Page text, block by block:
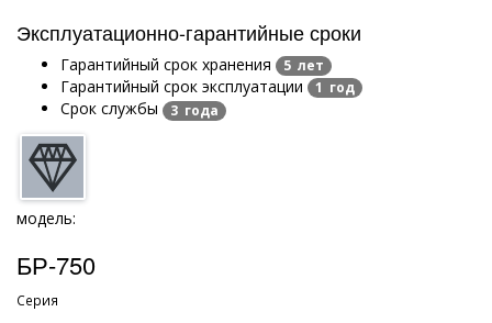
Эксплуатационно-гарантийные сроки
Гарантийный срок хранения 5 лет
Гарантийный срок эксплуатации 1 год
Срок службы 3 года
модель:
БР-750
Серия